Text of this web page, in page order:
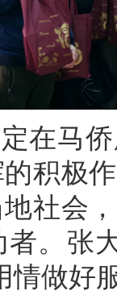
在马
积极
社会
。张
情做好